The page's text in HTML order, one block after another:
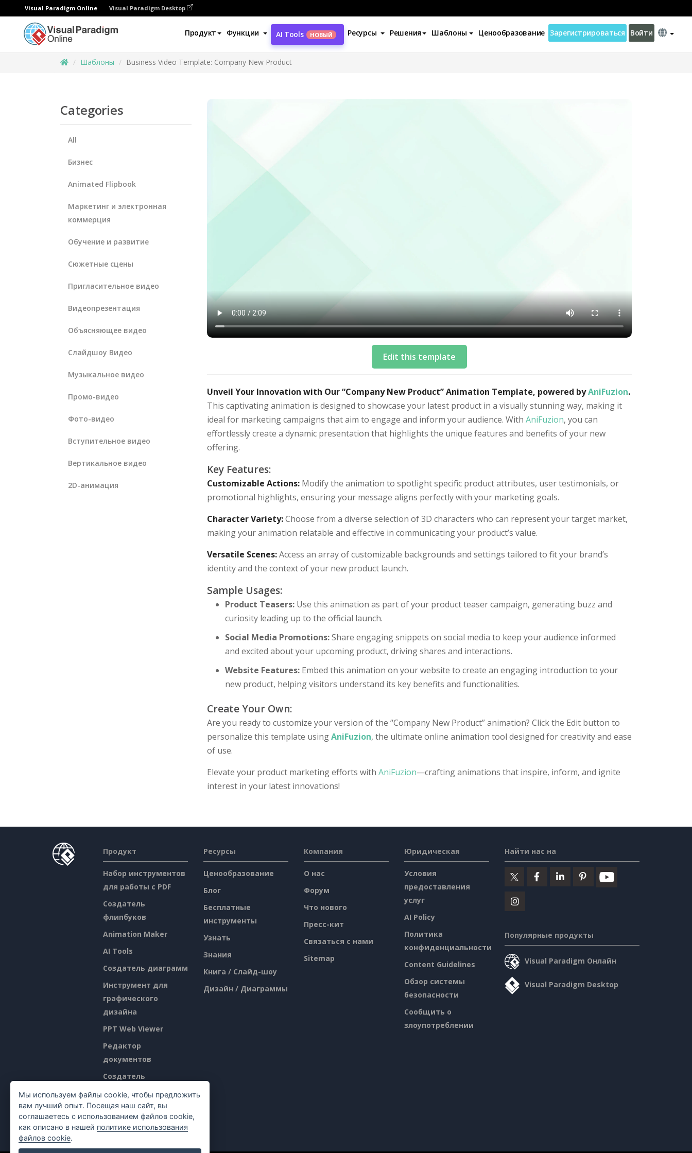
Visual Paradigm Online Visual Paradigm Desktop
Продукт Функции AI Tools НОВЫЙ Ресурсы Решения Шаблоны Ценообразование Зарегистрироваться Войти
Шаблоны Business Video Template: Company New Product
Categories
All
Бизнес
Animated Flipbook
Маркетинг и электронная
коммерция
Обучение и развитие
Сюжетные сцены
Пригласительное видео
Видеопрезентация
Объясняющее видео
Слайдшоу Видео
Музыкальное видео
Промо-видео
Фото-видео
Вступительное видео
Вертикальное видео
2D-анимация
Edit this template
Unveil Your Innovation with Our “Company New Product” Animation Template, powered byAniFuzion.
This captivating animation is designed to showcase your latest product in a visually stunning way, making it
ideal for marketing campaigns that aim to engage and inform your audience. With AniFuzion, you can
effortlessly create a dynamic presentation that highlights the unique features and benefits of your new
offering.
Key Features:
Customizable Actions: Modify the animation to spotlight specific product attributes, user testimonials, or
promotional highlights, ensuring your message aligns perfectly with your marketing goals.
Character Variety:Choose from a diverse selection of 3D characters who can represent your target market,
making your animation relatable and effective in communicating your product’s value.
Versatile Scenes:Access an array of customizable backgrounds and settings tailored to fit your brand’s
identity and the context of your new product launch.
Sample Usages:
Product Teasers: Use this animation as part of your product teaser campaign, generating buzz and
curiosity leading up to the official launch.
Social Media Promotions:Share engaging snippets on social media to keep your audience informed
and excited about your upcoming product, driving shares and interactions.
Website Features: Embed this animation on your website to create an engaging introduction to your
new product, helping visitors understand its key benefits and functionalities.
Create Your Own:
Are you ready to customize your version of the “Company New Product” animation? Click the Edit button to
personalize this template usingAniFuzion, the ultimate online animation tool designed for creativity and ease
of use.
Elevate your product marketing efforts with AniFuzion—crafting animations that inspire, inform, and ignite
interest in your latest innovations!
Продукт
Набор инструментов
для работы с PDF
Создатель
флипбуков
Animation Maker
AI Tools
Создатель диаграмм
Инструмент для
графического
дизайна
PPT Web Viewer
Редактор
документов
Создатель
презентаций
Редактор
электронных таблиц
Ресурсы
Ценообразование
Блог
Бесплатные
инструменты
Узнать
Знания
Книга / Слайд-шоу
Дизайн / Диаграммы
Компания
О нас
Форум
Что нового
Пресс-кит
Связаться с нами
Sitemap
Юридическая
Условия
предоставления
услуг
AI Policy
Политика
конфиденциальности
Content Guidelines
Обзор системы
безопасности
Сообщить о
злоупотреблении
Найти нас на
Популярные продукты
Visual Paradigm Онлайн
Visual Paradigm Desktop
Мы используем файлы cookie, чтобы предложить
вам лучший опыт. Посещая наш сайт, вы
соглашаетесь с использованием файлов cookie,
как описано в нашей политике использования
файлов cookie.